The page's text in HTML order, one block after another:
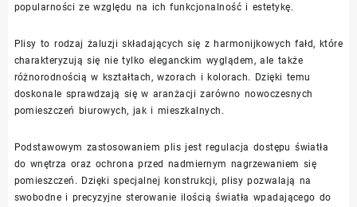
popularności ze względu na ich funkcjonalność i estetykę.
Plisy to rodzaj żaluzji składających się z harmonijkowych fałd, które
charakteryzują się nie tylko eleganckim wyglądem, ale także
różnorodnością w kształtach, wzorach i kolorach. Dzięki temu
doskonale sprawdzają się w aranżacji zarówno nowoczesnych
pomieszczeń biurowych, jak i mieszkalnych.
Podstawowym zastosowaniem plis jest regulacja dostępu światła
do wnętrza oraz ochrona przed nadmiernym nagrzewaniem się
pomieszczeń. Dzięki specjalnej konstrukcji, plisy pozwalają na
swobodne i precyzyjne sterowanie ilością światła wpadającego do